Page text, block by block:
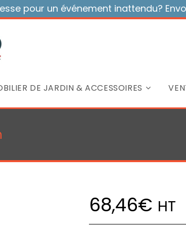
pour un événement inattendu?
DE JARDIN & ACCESSOIRES
68,46€ HT